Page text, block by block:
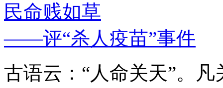
民命贱如草
——评“杀人疫苗”事件
古语云：“人命关天”。